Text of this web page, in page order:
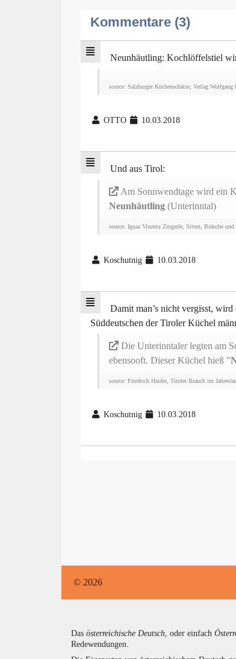
Kommentare (3)
Neunhäutling: Kochlöffelstiel
source: Salzburger Küchenschätze, Verlag
OTTO 10.03.2018
Und aus Tirol:
Am Sonnwendtage wird ein
Neunhäutling (Unterinntal)
source: Ignaz Vinzenz Zingerle, Sitten, Bräuche
Koschutnig 10.03.2018
Damit man’s nicht vergisst,
Süddeutschen der Tiroler Küchel
Die Unterinntaler legten am
ebensooft. Dieser Küchel hieß "
source: Friedrich Haider, Tiroler Brauch im
Koschutnig 10.03.2018
© 2026
Das österreichische Deutsch , oder einfach
Redewendungen.